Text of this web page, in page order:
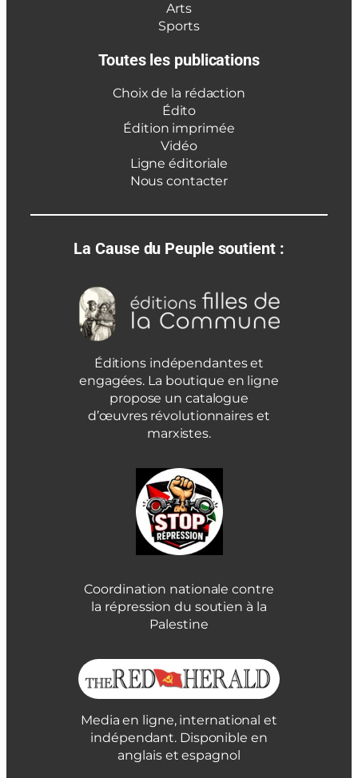
Arts
Sports
Toutes les publications
Choix de la rédaction
Édito
Édition imprimée
Vidéo
Ligne éditoriale
Nous contacter
La Cause du Peuple soutient :
Éditions indépendantes et
engagées. La boutique en ligne
propose un catalogue
d’œuvres révolutionnaires et
marxistes.
Coordination nationale contre
la répression du soutien à la
Palestine
Media en ligne, international et
indépendant. Disponible en
anglais et espagnol